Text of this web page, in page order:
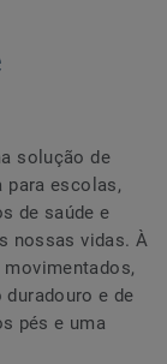
solução de
para escolas,
de saúde e
nossas vidas. À
e de
pés e uma